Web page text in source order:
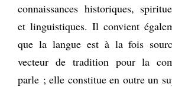
connaissances historiques,
et linguistiques. Il convient
que la langue est à la fois
vecteur de tradition pour la
parle ; elle constitue en outre un